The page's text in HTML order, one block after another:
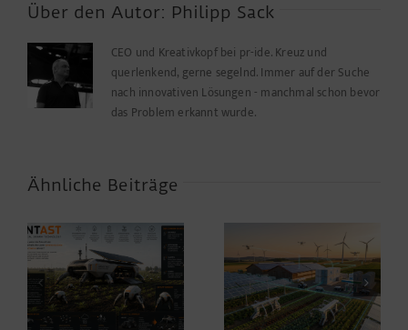
Über den Autor: Philipp Sack
CEO und Kreativkopf bei pr-ide. Kreuz und
querlenkend, gerne segelnd. Immer auf der Suche
nach innovativen Lösungen - manchmal schon bevor
das Problem erkannt wurde.
Ähnliche Beiträge
Warum die
Energiewende auf
dem Acker nicht im
Motorraum beginnt
Agrarwelt 2035 –
Landwirtschaft nach
dem Wendepunkt*